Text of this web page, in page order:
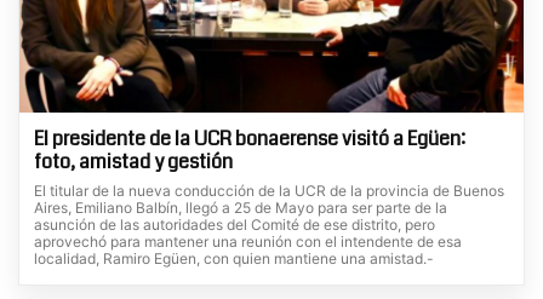
El presidente de la UCR bonaerense visitó a Egüen:
foto, amistad y gestión
El titular de la nueva conducción de la UCR de la provincia de Buenos
Aires, Emiliano Balbín, llegó a 25 de Mayo para ser parte de la
asunción de las autoridades del Comité de ese distrito, pero
aprovechó para mantener una reunión con el intendente de esa
localidad, Ramiro Egüen, con quien mantiene una amistad.-